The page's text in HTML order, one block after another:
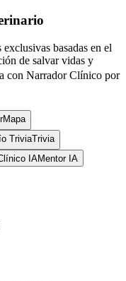
basadas en el
de salvar vidas y
con Narrador Clínico por
Mapa
TriviaTrivia
IAMentor IA